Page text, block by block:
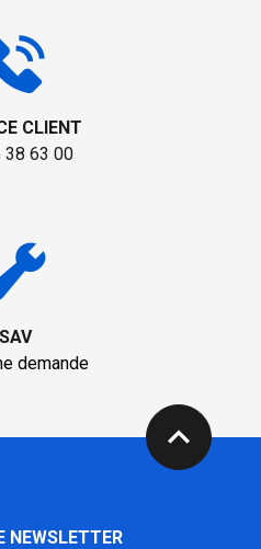
CLIENT
38 63 00
SAV
demande
expand_less
NEWSLETTER